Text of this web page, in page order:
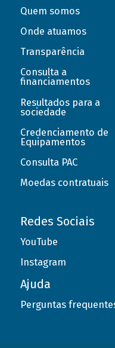
Quem somos
Onde atuamos
Transparência
Consulta a
financiamentos
Resultados para a
sociedade
Credenciamento de
Equipamentos
Consulta PAC
Moedas contratuais
Redes Sociais
YouTube
Instagram
Ajuda
Perguntas